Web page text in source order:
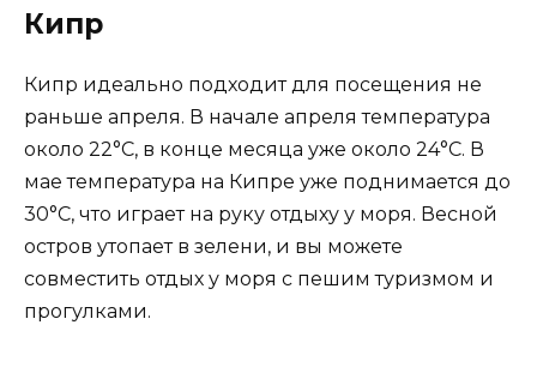
Кипр
Кипр идеально подходит для посещения не
раньше апреля. В начале апреля температура
около 22°С, в конце месяца уже около 24°С. В
мае температура на Кипре уже поднимается до
30°С, что играет на руку отдыху у моря. Весной
остров утопает в зелени, и вы можете
совместить отдых у моря с пешим туризмом и
прогулками.